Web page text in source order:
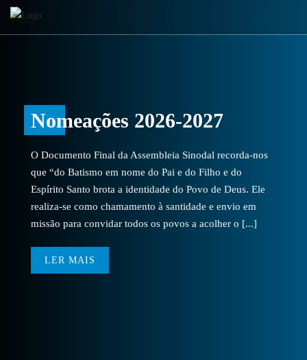
Nomeações 2026-2027
O Documento Final da Assembleia Sinodal recorda-nos
que “do Batismo em nome do Pai e do Filho e do
Espírito Santo brota a identidade do Povo de Deus. Ele
realiza-se como chamamento à santidade e envio em
missão para convidar todos os povos a acolher o [...]
LER MAIS